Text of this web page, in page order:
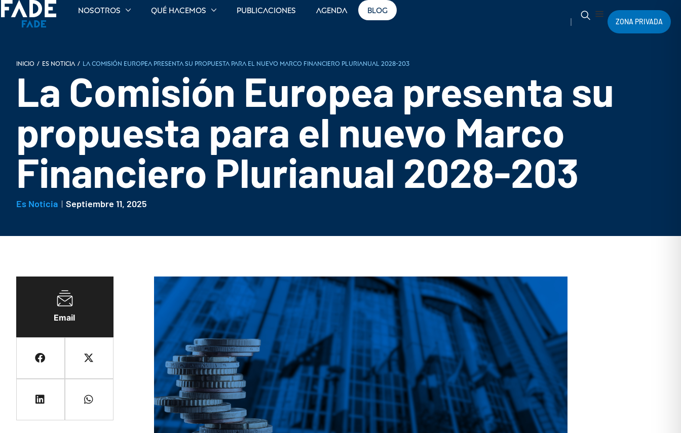
Nosotros Qué hacemos Publicaciones Agenda Blog
ZONA PRIVADA
INICIO / Es noticia / La Comisión Europea presenta su propuesta para el nuevo Marco Financiero Plurianual 2028-203
La Comisión Europea presenta su
propuesta para el nuevo Marco
Financiero Plurianual 2028-203
Es Noticia Septiembre 11, 2025
Email